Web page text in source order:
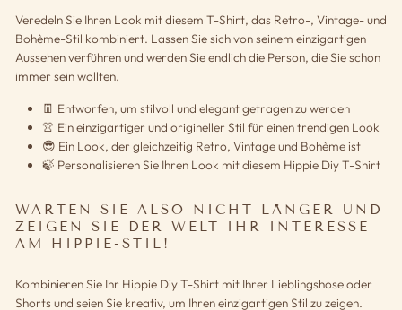
Veredeln Sie Ihren Look mit diesem T-Shirt, das Retro-, Vintage- und
Bohème-Stil kombiniert. Lassen Sie sich von seinem einzigartigen
Aussehen verführen und werden Sie endlich die Person, die Sie schon
immer sein wollten.
👖 Entworfen, um stilvoll und elegant getragen zu werden
👚 Ein einzigartiger und origineller Stil für einen trendigen Look
😎 Ein Look, der gleichzeitig Retro, Vintage und Bohème ist
🍃 Personalisieren Sie Ihren Look mit diesem Hippie Diy T-Shirt
WARTEN SIE ALSO NICHT LÄNGER UND
ZEIGEN SIE DER WELT IHR INTERESSE
AM HIPPIE-STIL!
Kombinieren Sie Ihr Hippie Diy T-Shirt mit Ihrer Lieblingshose oder
Shorts und seien Sie kreativ, um Ihren einzigartigen Stil zu zeigen.